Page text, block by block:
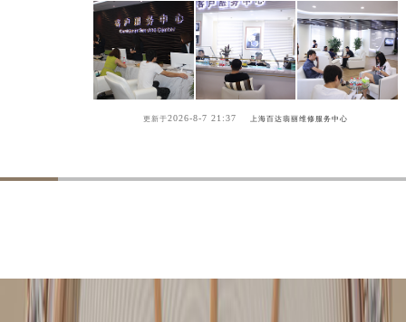
更新于2026-8-7 21:37 上海百达翡丽维修服务中心